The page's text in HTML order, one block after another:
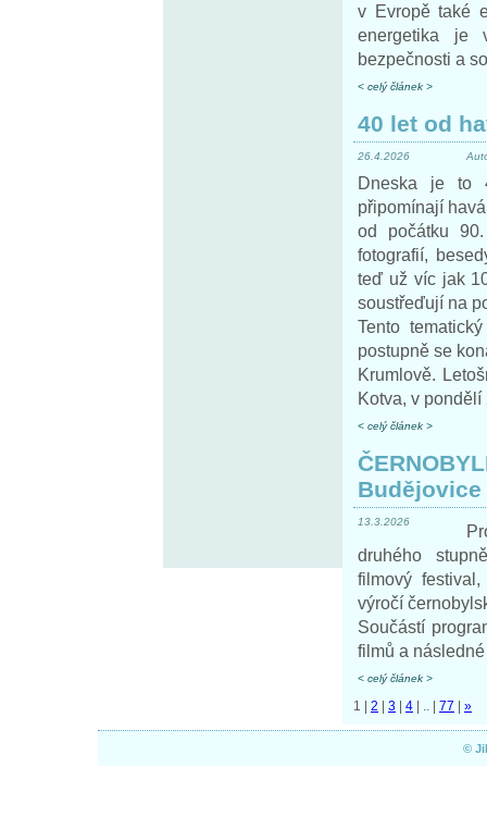
v Evropě také
energetika je
bezpečnosti a
< celý článek >
40 let od
26.4.2026
Dneska je to
připomínají
od počátku
fotografií,
teď už víc jak
soustřeďují na
Tento
postupně se
Krumlově.
Kotva, v pondělí
< celý článek >
Budějovice
13.3.2026
druhého
filmový
výročí
Součástí
filmů a
< celý článek >
1 2 3 4 .. 77 »
©